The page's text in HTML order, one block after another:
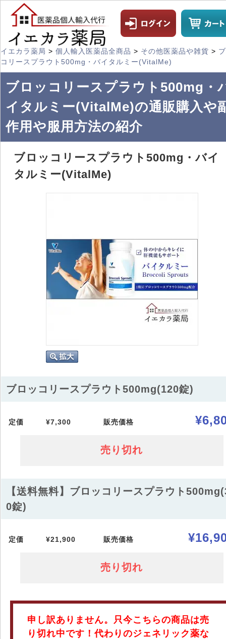
イエカラ薬局 > 個人輸入医薬品全商品 > その他医薬品や雑貨 >
コリースプラウト500mg・バイタルミー(VitalMe)
ブロッコリースプラウト500mg・
イタルミー(VitalMe)の通販購入や
作用や服用方法の紹介
ブロッコリースプラウト500mg・バイ
タルミー(VitalMe)
ブロッコリースプラウト500mg(120錠)
定価 ¥7,300 販売価格
売り切れ
【送料無料】ブロッコリースプラウト
0錠)
定価 ¥21,900 販売価格
売り切れ
申し訳ありません。只今こちらの商品は売
り切れ中です！代わりのジェネリック薬な